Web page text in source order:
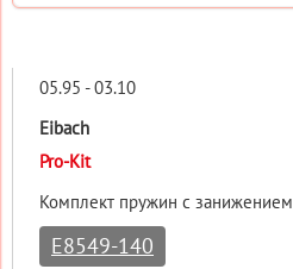
05.95 - 03.10
Eibach
Pro-Kit
Комплект пружин с занижением
E8549-140